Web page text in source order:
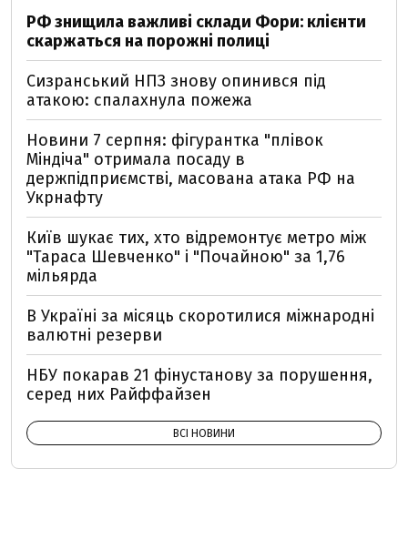
РФ знищила важливі склади Фори: клієнти
скаржаться на порожні полиці
Сизранський НПЗ знову опинився під
атакою: спалахнула пожежа
Новини 7 серпня: фігурантка "плівок
Міндіча" отримала посаду в
держпідприємстві, масована атака РФ на
Укрнафту
Київ шукає тих, хто відремонтує метро між
"Тараса Шевченко" і "Почайною" за 1,76
мільярда
В Україні за місяць скоротилися міжнародні
валютні резерви
НБУ покарав 21 фінустанову за порушення,
серед них Райффайзен
ВСІ НОВИНИ